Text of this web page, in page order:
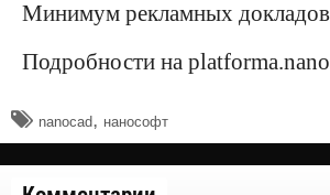
Минимум рекламных
Подробности на
nanocad, нанософт